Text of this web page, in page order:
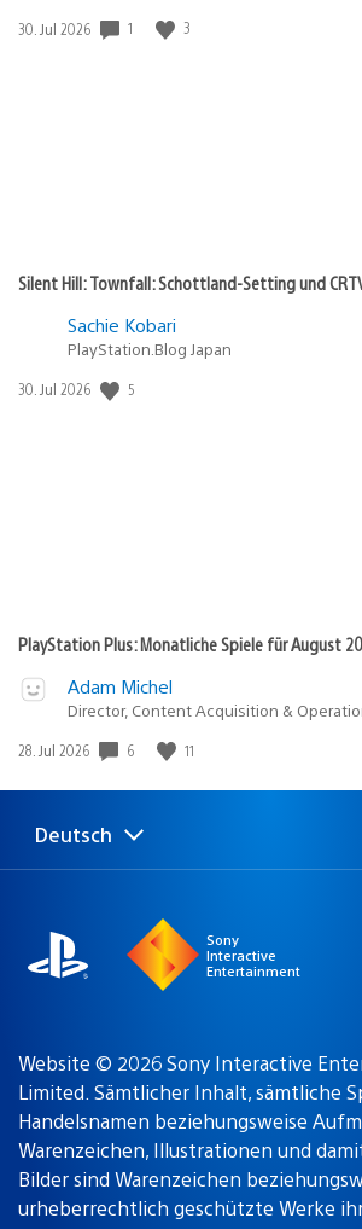
Gewinnspiel
Veröffentlichungsdatum:
30. Jul 2026 1 3
Silent Hill: Townfall: Schottland-Setting und
Sachie Kobari
PlayStation.Blog Japan
Veröffentlichungsdatum:
30. Jul 2026 5
PlayStation Plus: Monatliche Spiele für August
Adam Michel
Director, Content Acquisition &
Veröffentlichungsdatum:
28. Jul 2026 6 11
Select
a
Aktuelle
Region:
Deutsch
Sony
Interactive
Entertainment
Website © 2026 Sony Interactive
Limited. Sämtlicher Inhalt, sämtliche
Handelsnamen beziehungsweise
Warenzeichen, Illustrationen und
Bilder sind Warenzeichen
urheberrechtlich geschützte Werke